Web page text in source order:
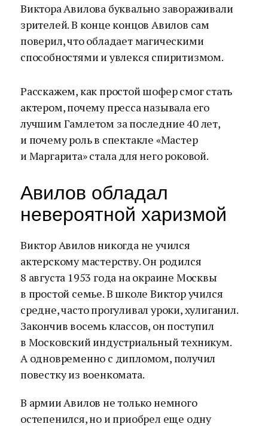
Виктора Авилова буквально завораживали
зрителей. В конце концов Авилов сам
поверил, что обладает магическими
способностями и увлекся спиритизмом.
Расскажем, как простой шофер смог стать
актером, почему пресса называла его
лучшим Гамлетом за последние 40 лет,
и почему роль в спектакле «Мастер
и Маргарита» стала для него роковой.
Авилов обладал
невероятной харизмой
Виктор Авилов никогда не учился
актерскому мастерству. Он родился
8 августа 1953 года на окраине Москвы
в простой семье. В школе Виктор учился
средне, часто прогуливал уроки, хулиганил.
Закончив восемь классов, он поступил
в Московский индустриальный техникум.
А одновременно с дипломом, получил
повестку из военкомата.
В армии Авилов не только немного
остепенился, но и приобрел еще одну